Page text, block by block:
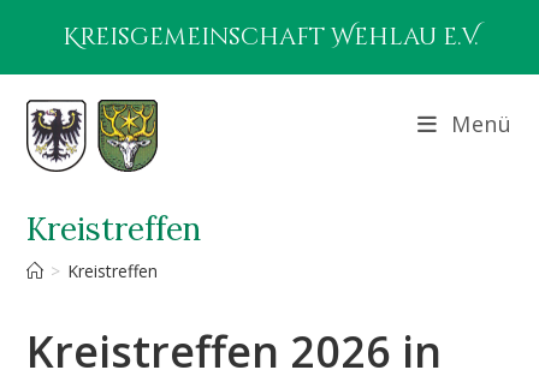
springen
Kreisgemeinschaft Wehlau e.V.
Menü
Kreistreffen
> Kreistreffen
Kreistreffen 2026 in